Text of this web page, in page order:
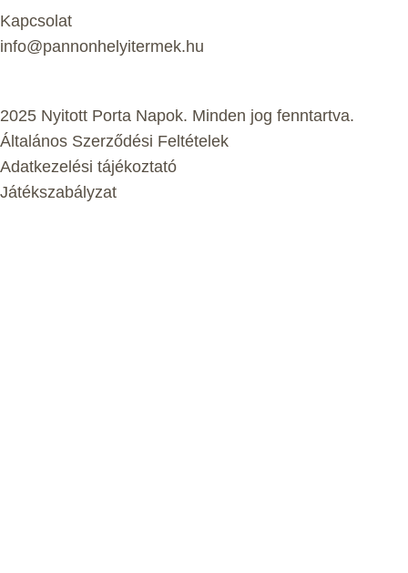
Kapcsolat
info@pannonhelyitermek.hu
2025 Nyitott Porta Napok. Minden jog fenntartva.
Általános Szerződési Feltételek
Adatkezelési tájékoztató
Játékszabályzat